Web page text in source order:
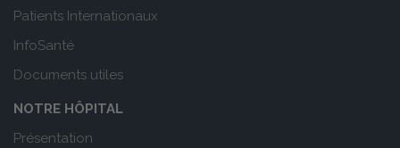
Patients Internationaux
InfoSanté
Documents utiles
NOTRE HÔPITAL
Présentation